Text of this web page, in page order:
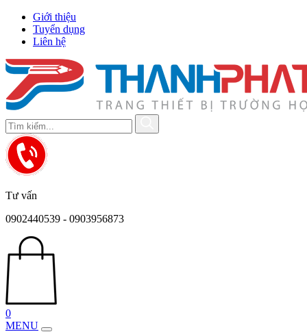
Giới thiệu
Tuyển dụng
Liên hệ
Tư vấn
0902440539 - 0903956873
0
MENU